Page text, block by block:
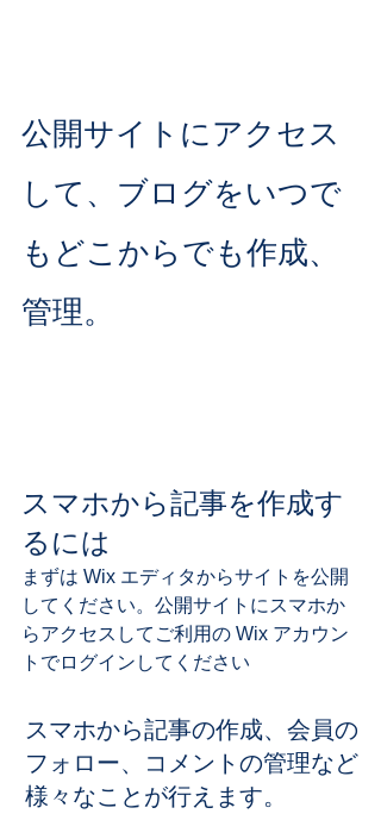
公開サイトにアクセス
して、ブログをいつで
もどこからでも作成、
管理。
スマホから記事を作成す
るには
まずは Wix エディタからサイトを公開
してください。公開サイトにスマホか
らアクセスしてご利用の Wix アカウン
トでログインしてください
スマホから記事の作成、会員の
フォロー、コメントの管理など
様々なことが行えます。